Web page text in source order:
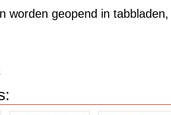
worden geopend in